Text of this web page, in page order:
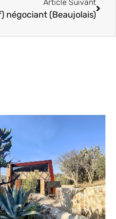
Article Suivant
négociant (Beaujolais)